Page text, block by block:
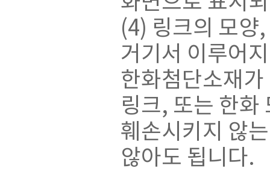
(4) 링크의 모양
거기서 이루어
한화첨단소재
링크, 또는 한화
훼손시키지 않
않아도 됩니다.